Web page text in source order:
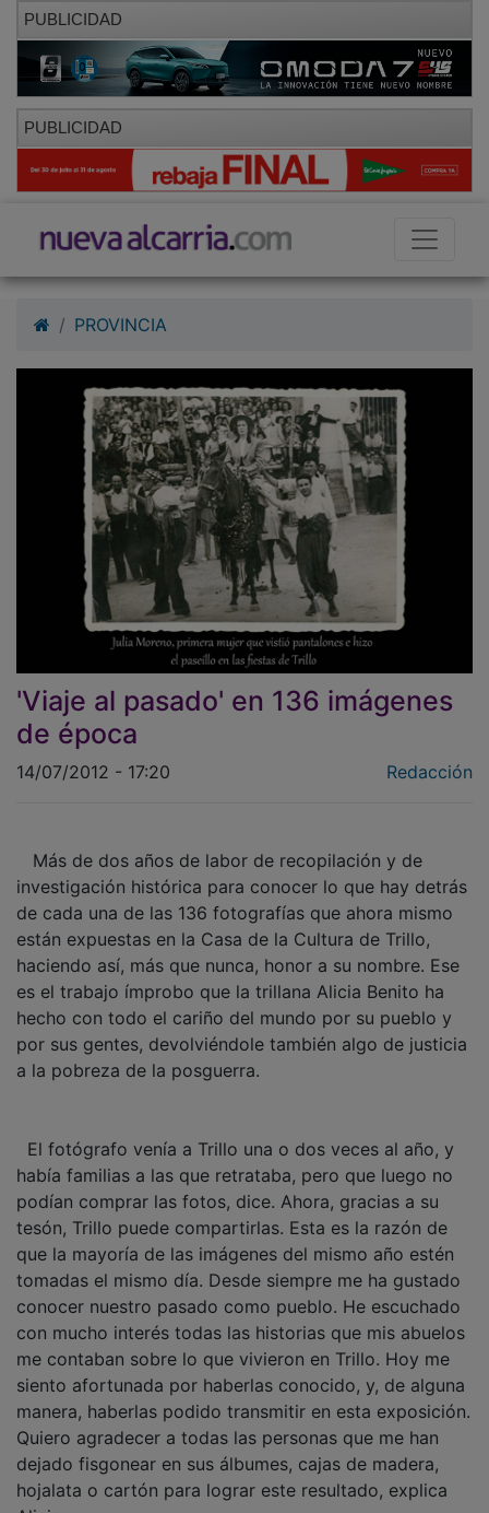
PUBLICIDAD
PUBLICIDAD
'Viaje al pasado' en 136 imágenes
de época
14/07/2012 - 17:20
investigación histórica para conocer lo que hay detrás
de cada una de las 136 fotografías que ahora mismo
están expuestas en la Casa de la Cultura de Trillo,
haciendo así, más que nunca, honor a su nombre. Ese
es el trabajo ímprobo que la trillana Alicia Benito ha
hecho con todo el cariño del mundo por su pueblo y
por sus gentes, devolviéndole también algo de justicia
a la pobreza de la posguerra.
había familias a las que retrataba, pero que luego no
podían comprar las fotos, dice. Ahora, gracias a su
tesón, Trillo puede compartirlas. Esta es la razón de
que la mayoría de las imágenes del mismo año estén
tomadas el mismo día. Desde siempre me ha gustado
conocer nuestro pasado como pueblo. He escuchado
con mucho interés todas las historias que mis abuelos
me contaban sobre lo que vivieron en Trillo. Hoy me
siento afortunada por haberlas conocido, y, de alguna
manera, haberlas podido transmitir en esta exposición.
Quiero agradecer a todas las personas que me han
dejado fisgonear en sus álbumes, cajas de madera,
hojalata o cartón para lograr este resultado, explica
Alicia.